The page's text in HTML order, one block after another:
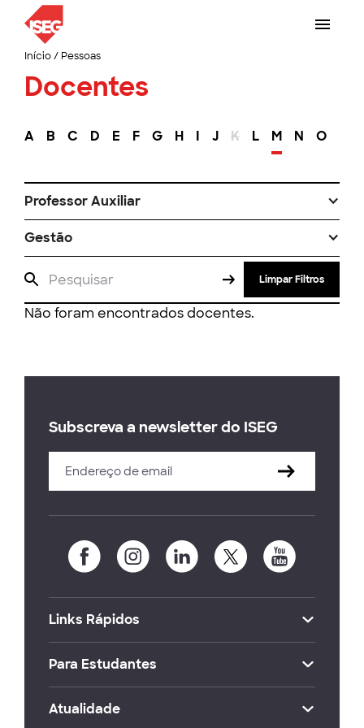
Início/ Pessoas
Docentes
A B C D E F G H I J K L M N O
Professor Auxiliar
Gestão
Limpar Filtros
Não foram encontrados docentes.
Subscreva a newsletter do ISEG
Links Rápidos
Para Estudantes
Atualidade